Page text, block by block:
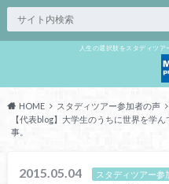
人生の選択肢をスタディツ
HOME
スタディツアー参加者の声
【代表blog】大学生のうちに世界を学
事。
2015.05.04 スタディツアー参